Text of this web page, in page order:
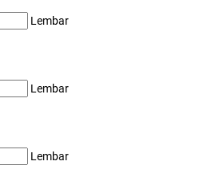
Lembar
Lembar
Lembar